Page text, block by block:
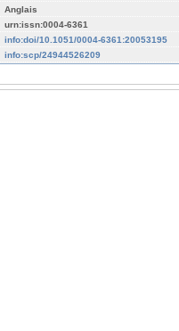
Anglais
urn:issn:0004-6361
info:doi/10.1051/0004-6361:20053195
info:scp/24944526209